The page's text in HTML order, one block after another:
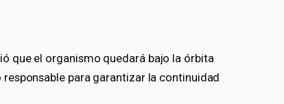
que el organismo quedará bajo la órbita
para garantizar la continuidad